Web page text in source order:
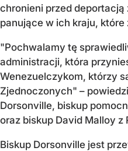
chronieni przed
panujące w ich kraju, które
"Pochwalamy tę
administracji, która
Wenezuelczykom, którzy
Zjednoczonych" –
Dorsonville, biskup
oraz biskup David Malloy z
Biskup Dorsonville jest